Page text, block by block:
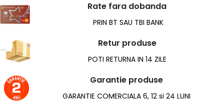
Rate fara dobanda
PRIN BT SAU TBI BANK
Retur produse
POTI RETURNA IN 14 ZILE
Garantie produse
GARANTIE COMERCIALA 6, 12 si 24 LUNI